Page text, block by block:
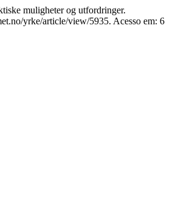
muligheter og utfordringer.
yrke/article/view/5935. Acesso em: 6